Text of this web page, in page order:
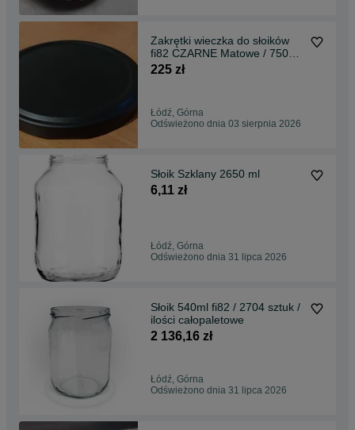
Zakrętki wieczka do słoików
fi82 CZARNE Matowe / 750
sztuk
225 zł
Łódź, Górna
Odświeżono dnia 03 sierpnia 2026
Słoik Szklany 2650 ml
6,11 zł
Łódź, Górna
Odświeżono dnia 31 lipca 2026
Słoik 540ml fi82 / 2704 sztuk /
ilości całopaletowe
2 136,16 zł
Łódź, Górna
Odświeżono dnia 31 lipca 2026